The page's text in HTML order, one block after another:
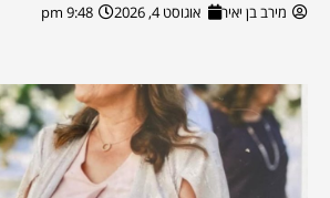
מירב בן יאיר אוגוסט 4, 2026 9:48 pm